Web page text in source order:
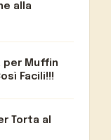
alla
per Muffin
Facili!!!
Torta al